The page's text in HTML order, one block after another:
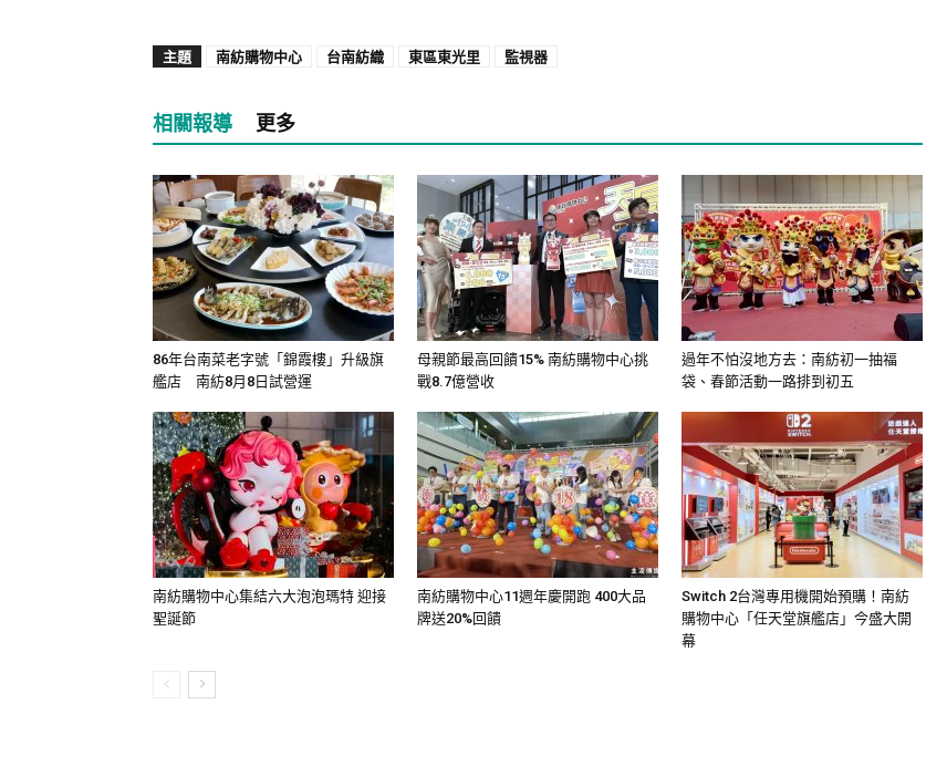
主題 南紡購物中心 台南紡織 東區東光里 監視器
相關報導 更多
86年台南菜老字號「錦霞樓」升級旗
艦店 南紡8月8日試營運
母親節最高回饋15% 南紡購物中心挑
戰8.7億營收
過年不怕沒地方去：南紡初一抽福
袋、春節活動一路排到初五
南紡購物中心集結六大泡泡瑪特 迎接
聖誕節
南紡購物中心11週年慶開跑 400大品
牌送20%回饋
Switch 2台灣專用機開始預購！南紡
購物中心「任天堂旗艦店」今盛大開
幕